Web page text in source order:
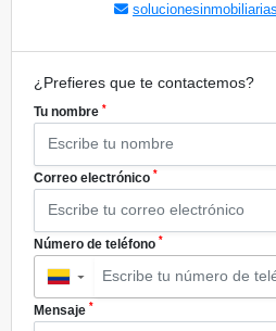
¿Prefieres que te contactemos?
Tu nombre *
Correo electrónico *
Número de teléfono *
▼
Mensaje *